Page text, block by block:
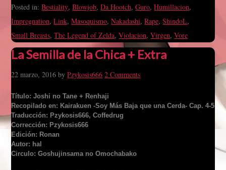
Posted in:Bestiality,Blowjob,Da Hootch,Guro,Humillacion,
Impregnation,Link,Masoquismo,Nakadashi,Rape,ShindoL,
Small Breasts,The Legend of Zelda,Violacion,Virgen,Vore
La Semilla de la Chica + Extra
22 marzo, 2016 byPzykosis666 2 Comments
Título: Joshi no Tane + Renhaji
Recopilado en: Kairakuen -Soy Más Baja que una Cerda- Cap. 4-5
Traducción: Pzykosis666, Coffedrug
Corrección: Pzykosis666
Edición: Ronan
Autor: hal
Circulo: Goshujinsama no Omochabako